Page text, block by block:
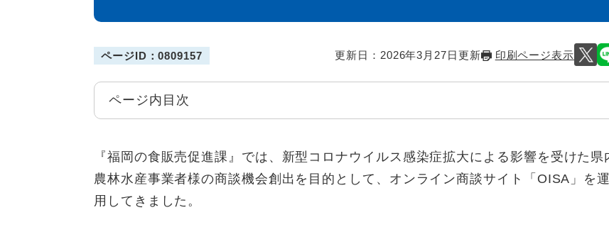
ページID：0809157 更新日：2026年3月27日更新 印刷ページ表示
ページ内目次
『福岡の食販売促進課』では、新型コロナウイルス感染症拡大による影響を受けた県
農林水産事業者様の商談機会創出を目的として、オンライン商談サイト「OISA」を運
用してきました。